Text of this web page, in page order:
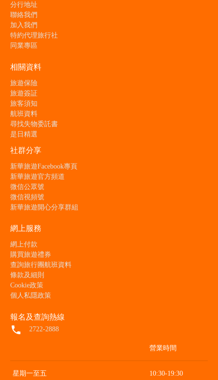
分行地址
聯絡我們
加入我們
特約代理旅行社
同業專區
相關資料
旅遊保險
旅遊簽証
旅客須知
航班資料
尋找失物委託書
是日精選
社群分享
新華旅遊Facebook專頁
新華旅遊官方頻道
微信公眾號
微信視頻號
新華旅遊開心分享群組
網上服務
網上付款
購買旅遊禮券
查詢旅行團航班資料
條款及細則
Cookie政策
個人私隱政策
報名及查詢熱線
local_phone 2722-2888
營業時間
星期一至五 10:30-19:30